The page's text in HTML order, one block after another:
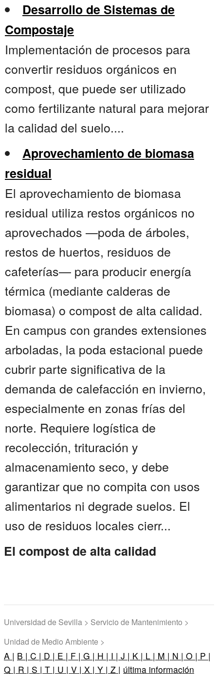
Desarrollo de Sistemas de
Compostaje
Implementación de procesos para
convertir residuos orgánicos en
compost, que puede ser utilizado
como fertilizante natural para mejorar
la calidad del suelo....
Aprovechamiento de biomasa
residual
El aprovechamiento de biomasa
residual utiliza restos orgánicos no
aprovechados —poda de árboles,
restos de huertos, residuos de
cafeterías— para producir energía
térmica (mediante calderas de
biomasa) o compost de alta calidad.
En campus con grandes extensiones
arboladas, la poda estacional puede
cubrir parte significativa de la
demanda de calefacción en invierno,
especialmente en zonas frías del
norte. Requiere logística de
recolección, trituración y
almacenamiento seco, y debe
garantizar que no compita con usos
alimentarios ni degrade suelos. El
uso de residuos locales cierr...
El compost de alta calidad
Universidad de Sevilla > Servicio de Mantenimiento >
Unidad de Medio Ambiente >
A | B | C | D | E | F | G | H | I | J | K | L | M | N | O | P |
Q | R | S | T | U | V | X | Y | Z | última información